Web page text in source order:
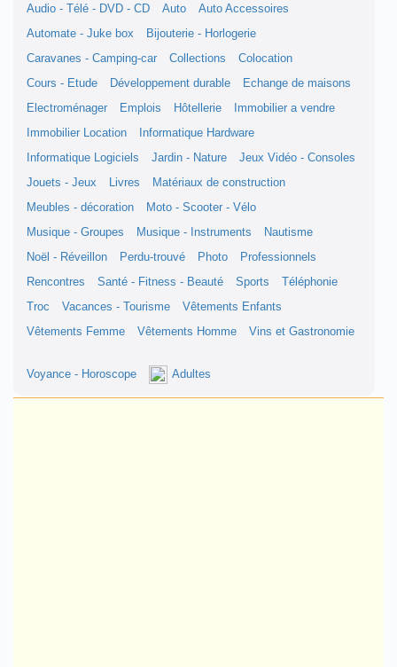
Audio - Télé - DVD - CD
Auto
Auto Accessoires
Automate - Juke box
Bijouterie - Horlogerie
Caravanes - Camping-car
Collections
Colocation
Cours - Etude
Développement durable
Echange de maisons
Electroménager
Emplois Hôtellerie
Immobilier a vendre
Immobilier Location
Informatique Hardware
Informatique Logiciels
Jardin - Nature
Jeux Vidéo - Consoles
Jouets - Jeux
Livres
Matériaux de construction
Meubles - décoration
Moto - Scooter - Vélo
Musique - Groupes
Musique - Instruments
Nautisme
Noël - Réveillon
Perdu-trouvé Photo
Professionnels
Rencontres
Santé - Fitness - Beauté Sports
Téléphonie
Troc
Vacances - Tourisme
Vêtements Enfants
Vêtements Femme
Vêtements Homme Vins et Gastronomie
Voyance - Horoscope Adultes